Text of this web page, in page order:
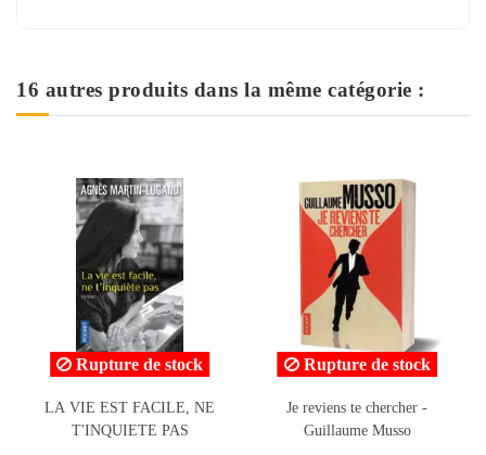
16 autres produits dans la même catégorie :
de stock
NE
Rupture de stock
Je reviens te chercher -
Guillaume Musso
Rupture
EMERAUDE